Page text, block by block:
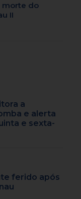
morte do
II
a
e alerta
e sexta-
ferido após